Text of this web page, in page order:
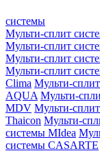
системы
Мульти-сплит
Мульти-сплит
Мульти-сплит
Мульти-сплит
Clima Мульти-
AQUA Мульти-
MDV Мульти-
Thaicon Мульти-
системы MIdea
системы CASARTE